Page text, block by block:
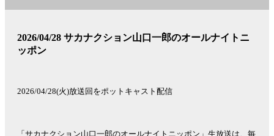
2026/04/28 サカナクション山口一郎のオールナイトニ
ッポン
2026/04/28(火)放送回をポットキャスト配信
「サカナクション山口一郎のオールナイトニッポン」生放送は、毎